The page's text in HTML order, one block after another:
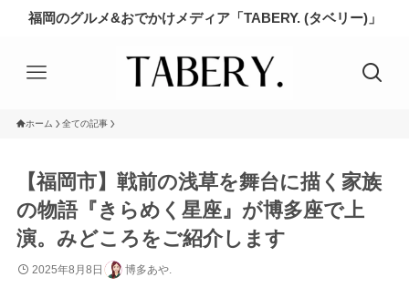
福岡のグルメ&おでかけメディア「TABERY. (タベリー)」
ホーム 全ての記事
【福岡市】戦前の浅草を舞台に描く家族
の物語『きらめく星座』が博多座で上
演。みどころをご紹介します
2025年8月8日 博多あや.